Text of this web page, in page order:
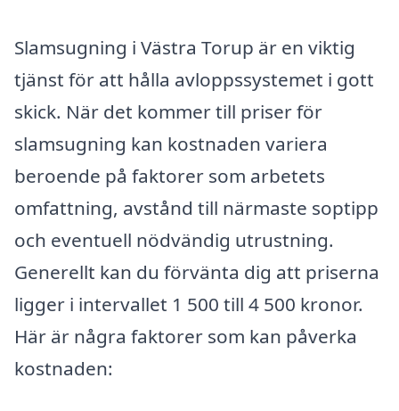
Slamsugning i Västra Torup är en viktig
tjänst för att hålla avloppssystemet i gott
skick. När det kommer till priser för
slamsugning kan kostnaden variera
beroende på faktorer som arbetets
omfattning, avstånd till närmaste soptipp
och eventuell nödvändig utrustning.
Generellt kan du förvänta dig att priserna
ligger i intervallet 1 500 till 4 500 kronor.
Här är några faktorer som kan påverka
kostnaden: